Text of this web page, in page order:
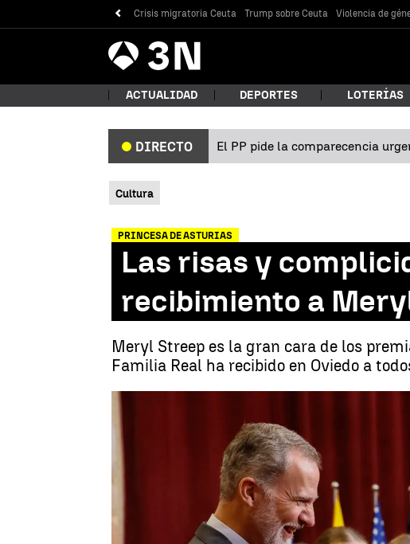
Crisis migratoria Ceuta Trump sobre Ceuta Violencia de
Antena
3 Noticias
ACTUALIDAD DEPORTES LOTERÍAS
DIRECTO El PP pide la comparecencia
Cultura
PRINCESA DE ASTURIAS
Las risas y
recibimiento a
Meryl Streep es la gran cara de los
Familia Real ha recibido en Oviedo a